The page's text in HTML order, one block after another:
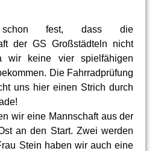
fest, dass die
der GS Großstädteln nicht
wir keine vier spielfähigen
Die Fahrradprüfung
uns hier einen Strich durch
wir eine Mannschaft aus der
an den Start. Zwei werden
Stein haben wir auch eine